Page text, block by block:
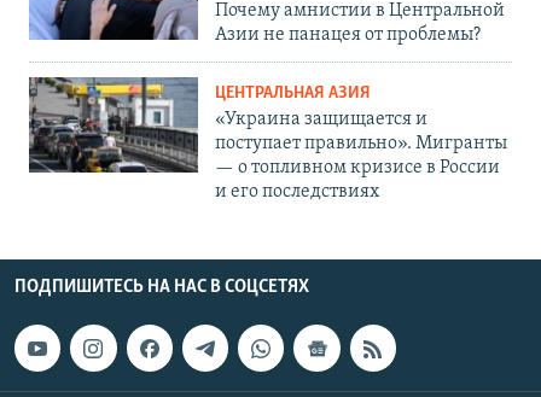
Почему амнистии в Центральной
Азии не панацея от проблемы?
ЦЕНТРАЛЬНАЯ АЗИЯ
«Украина защищается и
поступает правильно». Мигранты
— о топливном кризисе в России
и его последствиях
ПОДПИШИТЕСЬ НА НАС В СОЦСЕТЯХ